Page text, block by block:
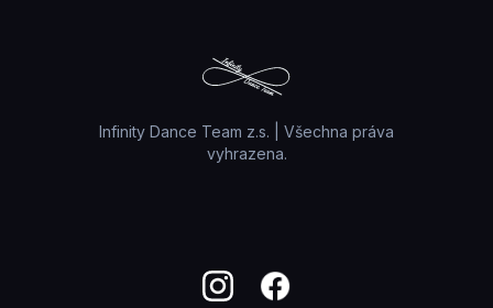
Infinity Dance Team z.s. | Všechna práva
vyhrazena.